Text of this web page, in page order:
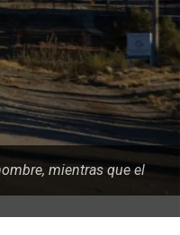
mientras que el